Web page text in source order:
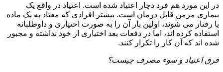
در این مورد هم فرد دچار اعتیاد شده است. اعتیاد در واقع یک
بیماری مزمن قابل درمان است. بیشتر افرادی که معتاد به یک ماده
یا رفتار می شوند، اولین بار آن را به صورت اختیاری و داوطلبانه
استفاده کرده اند، اما در دفعات بعد اختیاری از خود نداشته و مجبور
شده اند که آن کار را تکرار کنند.
فرق اعتیاد و سوء مصرف چیست؟